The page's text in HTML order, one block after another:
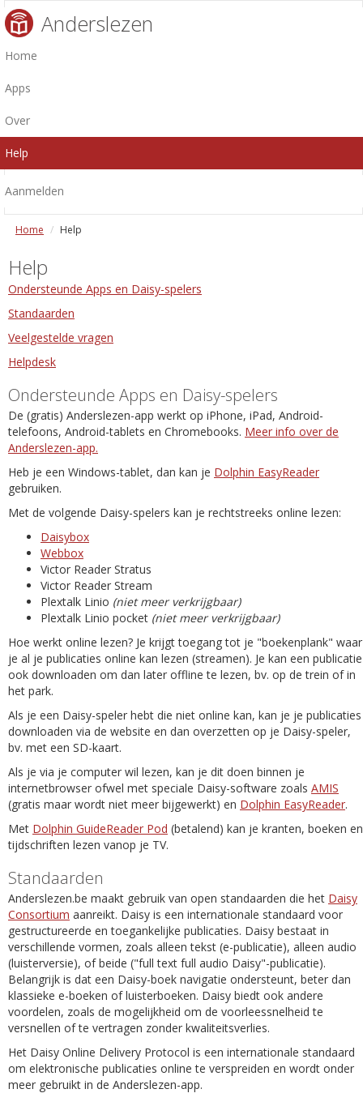
Anderslezen
Home
Apps
Over
Help
Aanmelden
Home Help
Help
Ondersteunde Apps en Daisy-spelers
Standaarden
Veelgestelde vragen
Helpdesk
Ondersteunde Apps en Daisy-spelers
De (gratis) Anderslezen-app werkt op iPhone, iPad, Android-
telefoons, Android-tablets en Chromebooks. Meer info over de
Anderslezen-app.
Heb je een Windows-tablet, dan kan je Dolphin EasyReader
gebruiken.
Met de volgende Daisy-spelers kan je rechtstreeks online lezen:
Daisybox
Webbox
Victor Reader Stratus
Victor Reader Stream
Plextalk Linio (niet meer verkrijgbaar)
Plextalk Linio pocket (niet meer verkrijgbaar)
Hoe werkt online lezen? Je krijgt toegang tot je "boekenplank" waar
je al je publicaties online kan lezen (streamen). Je kan een publicatie
ook downloaden om dan later offline te lezen, bv. op de trein of in
het park.
Als je een Daisy-speler hebt die niet online kan, kan je je publicaties
downloaden via de website en dan overzetten op je Daisy-speler,
bv. met een SD-kaart.
Als je via je computer wil lezen, kan je dit doen binnen je
internetbrowser ofwel met speciale Daisy-software zoals AMIS
(gratis maar wordt niet meer bijgewerkt) en Dolphin EasyReader.
Met Dolphin GuideReader Pod (betalend) kan je kranten, boeken en
tijdschriften lezen vanop je TV.
Standaarden
Anderslezen.be maakt gebruik van open standaarden die het Daisy
Consortium aanreikt. Daisy is een internationale standaard voor
gestructureerde en toegankelijke publicaties. Daisy bestaat in
verschillende vormen, zoals alleen tekst (e-publicatie), alleen audio
(luisterversie), of beide ("full text full audio Daisy"-publicatie).
Belangrijk is dat een Daisy-boek navigatie ondersteunt, beter dan
klassieke e-boeken of luisterboeken. Daisy biedt ook andere
voordelen, zoals de mogelijkheid om de voorleessnelheid te
versnellen of te vertragen zonder kwaliteitsverlies.
Het Daisy Online Delivery Protocol is een internationale standaard
om elektronische publicaties online te verspreiden en wordt onder
meer gebruikt in de Anderslezen-app.